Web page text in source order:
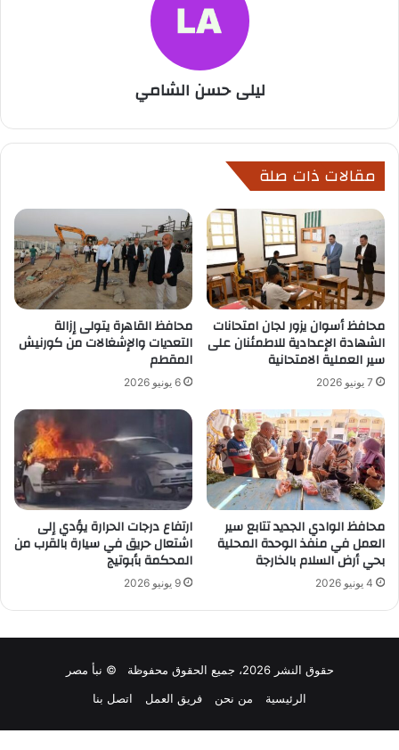
ليلى حسن الشامي
مقالات ذات صلة
محافظ أسوان يزور لجان امتحانات
الشهادة الإعدادية للاطمئنان على
سير العملية الامتحانية
7 يونيو 2026
محافظ القاهرة يتولى إزالة
التعديات والإشغالات من كورنيش
المقطم
6 يونيو 2026
محافظ الوادي الجديد تتابع سير
العمل في منفذ الوحدة المحلية
بحي أرض السلام بالخارجة
4 يونيو 2026
ارتفاع درجات الحرارة يؤدي إلى
اشتعال حريق في سيارة بالقرب من
المحكمة بأبوتيج
9 يونيو 2026
حقوق النشر 2026، جميع الحقوق محفوظة © نبأ مصر
الرئيسية
من نحن فريق العمل اتصل بنا